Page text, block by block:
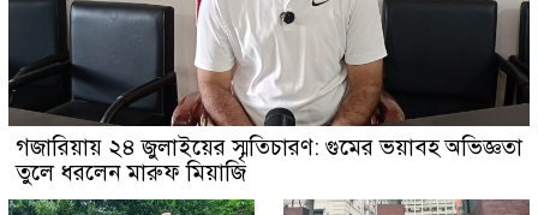
গজারিয়ায় ২৪ জুলাইয়ের স্মৃতিচারণ: গুমের ভয়াবহ অভিজ্ঞতা
তুলে ধরলেন মারুফ মিয়াজি